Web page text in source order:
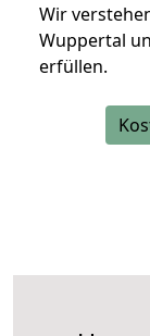
Wir
Wuppertal
erfüllen.